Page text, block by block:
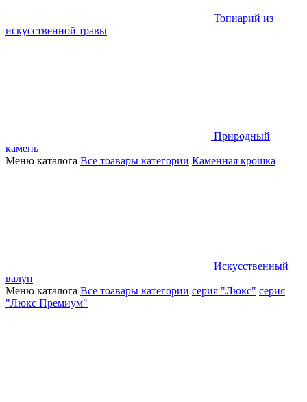
Топиарий из
искусственной травы
Природный
камень
Меню каталога Все тоавары категории Каменная крошка
Искусственный
валун
Меню каталога Все тоавары категории серия "Люкс" серия
"Люкс Премиум"